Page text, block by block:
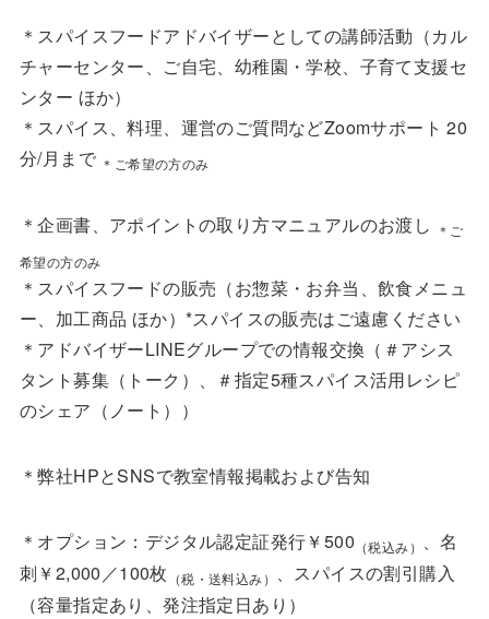
＊スパイスフードアドバイザーとしての講師活動（カル
チャーセンター、ご自宅、幼稚園・学校、子育て支援セ
ンター ほか）
＊スパイス、料理、運営のご質問などZoomサポート 20
分/月まで ＊ご希望の方のみ
＊企画書、アポイントの取り方マニュアルのお渡し ＊ご
希望の方のみ
＊スパイスフードの販売（お惣菜・お弁当、飲食メニュ
ー、加工商品 ほか）*スパイスの販売はご遠慮ください
＊アドバイザーLINEグループでの情報交換（＃アシス
タント募集（トーク）、＃指定5種スパイス活用レシピ
のシェア（ノート））
＊弊社HPとSNSで教室情報掲載および告知
＊オプション：デジタル認定証発行￥500 （税込み） 、名
刺￥2,000／100枚 （税・送料込み） 、スパイスの割引購入
（容量指定あり、発注指定日あり）